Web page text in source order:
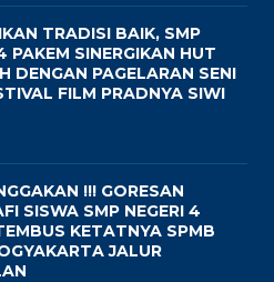
TRADISI BAIK, SMP
PAKEM SINERGIKAN HUT
DENGAN PAGELARAN SENI
FILM PRADNYA SIWI
!!! GORESAN
SISWA SMP NEGERI 4
KETATNYA SPMB
JALUR